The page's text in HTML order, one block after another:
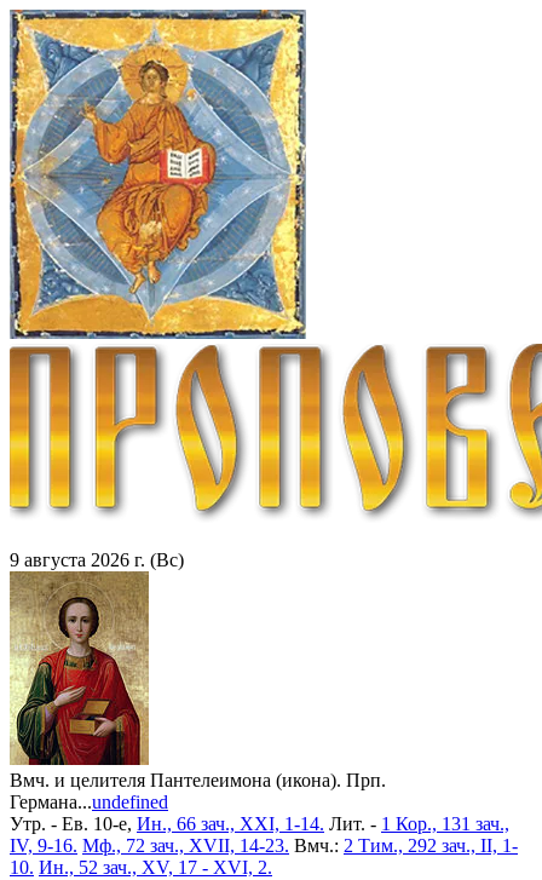
9 августа 2026 г. (Вс)
Вмч. и целителя Пантелеимона (икона). Прп.
Германа...undefined
Утр. - Ев. 10-е, Ин., 66 зач., XXI, 1-14. Лит. - 1 Кор., 131 зач.,
IV, 9-16. Мф., 72 зач., XVII, 14-23. Вмч.: 2 Тим., 292 зач., II, 1-
10. Ин., 52 зач., XV, 17 - XVI, 2.